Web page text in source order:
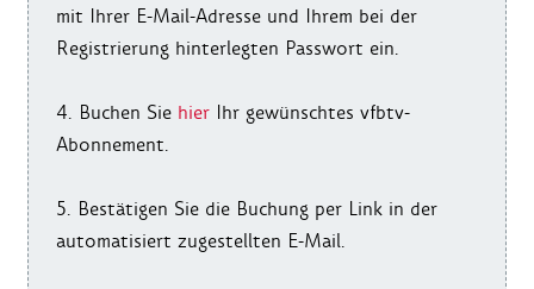
mit Ihrer E-Mail-Adresse und Ihrem bei der
Registrierung hinterlegten Passwort ein.
4. Buchen Sie hier Ihr gewünschtes vfbtv-
Abonnement.
5. Bestätigen Sie die Buchung per Link in der
automatisiert zugestellten E-Mail.